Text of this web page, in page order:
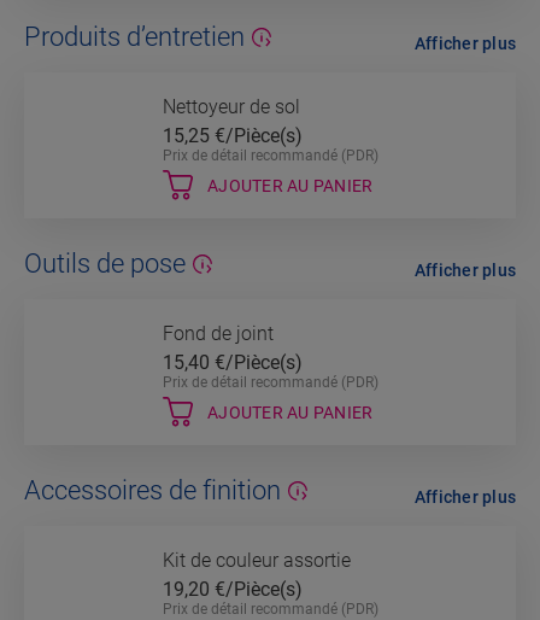
Produits d’entretien
Nettoyeur de sol
15,25 €/Pièce(s)
Prix de détail recommandé (PDR)
AJOUTER AU PANIER
Afficher plus
Outils de pose
Fond de joint
15,40 €/Pièce(s)
Prix de détail recommandé (PDR)
AJOUTER AU PANIER
Afficher plus
Accessoires de finition
Kit de couleur assortie
19,20 €/Pièce(s)
Prix de détail recommandé (PDR)
Afficher plus